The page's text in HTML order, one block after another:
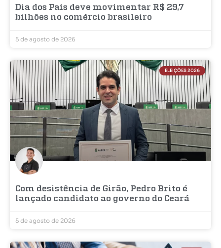
Dia dos Pais deve movimentar R$ 29,7
bilhões no comércio brasileiro
5 de agosto de 2026
ELEIÇÕES 2026
Com desistência de Girão, Pedro Brito é
lançado candidato ao governo do Ceará
5 de agosto de 2026